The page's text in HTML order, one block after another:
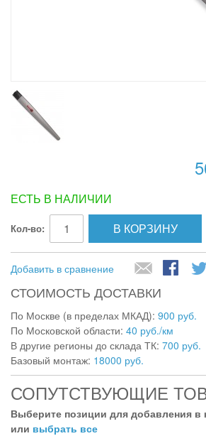
ЕСТЬ В НАЛИЧИИ
Кол-во: В КОРЗИНУ
Добавить в сравнение
СТОИМОСТЬ ДОСТАВКИ
По Москве (в пределах МКАД): 900 руб.
По Московской области: 40 руб./км
В другие регионы до склада ТК: 700 руб.
Базовый монтаж: 18000 руб.
СОПУТСТВУЮЩИЕ
Выберите позиции для добавления в
или выбрать все